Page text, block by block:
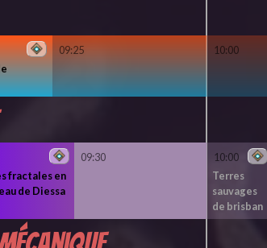
09:25 10:00
fractales en
de Diessa
09:30
10:00
Terres
sauvages
de brisban